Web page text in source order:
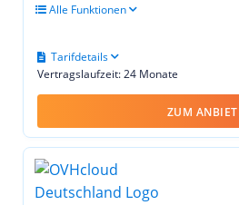
Alle Funktionen
Vertragslaufzeit: 24 Monate
Tarifdetails
ZUM